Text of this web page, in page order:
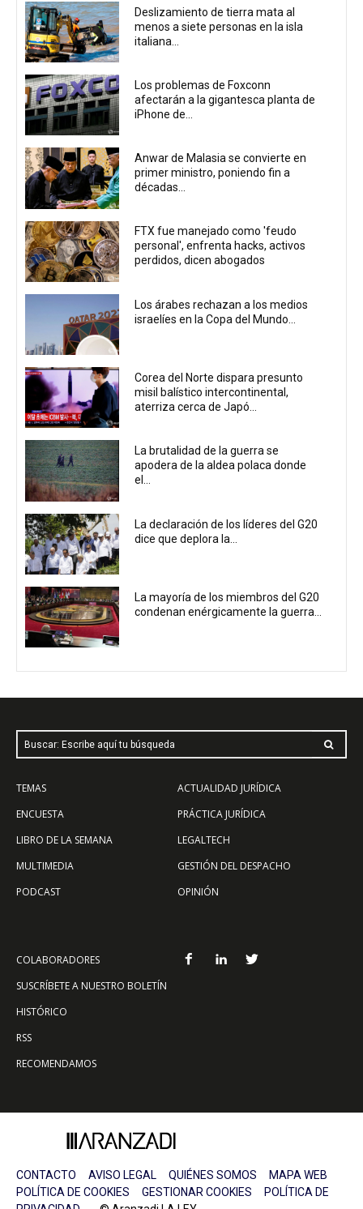
Deslizamiento de tierra mata al
menos a siete personas en la isla
italiana...
Los problemas de Foxconn
afectarán a la gigantesca planta de
iPhone de...
Anwar de Malasia se convierte en
primer ministro, poniendo fin a
décadas...
FTX fue manejado como 'feudo
personal', enfrenta hacks, activos
perdidos, dicen abogados
Los árabes rechazan a los medios
israelíes en la Copa del Mundo...
Corea del Norte dispara presunto
misil balístico intercontinental,
aterriza cerca de Japó...
La brutalidad de la guerra se
apodera de la aldea polaca donde
el...
La declaración de los líderes del G20
dice que deplora la...
La mayoría de los miembros del G20
condenan enérgicamente la guerra...
Buscar: Escribe aquí tu búsqueda
TEMAS
ENCUESTA
LIBRO DE LA SEMANA
MULTIMEDIA
PODCAST
ACTUALIDAD JURÍDICA
PRÁCTICA JURÍDICA
LEGALTECH
GESTIÓN DEL DESPACHO
OPINIÓN
COLABORADORES
SUSCRÍBETE A NUESTRO BOLETÍN
HISTÓRICO
RSS
RECOMENDAMOS
CONTACTO AVISO LEGAL QUIÉNES SOMOS
MAPA WEB
POLÍTICA DE COOKIES
GESTIONAR COOKIES
POLÍTICA DE